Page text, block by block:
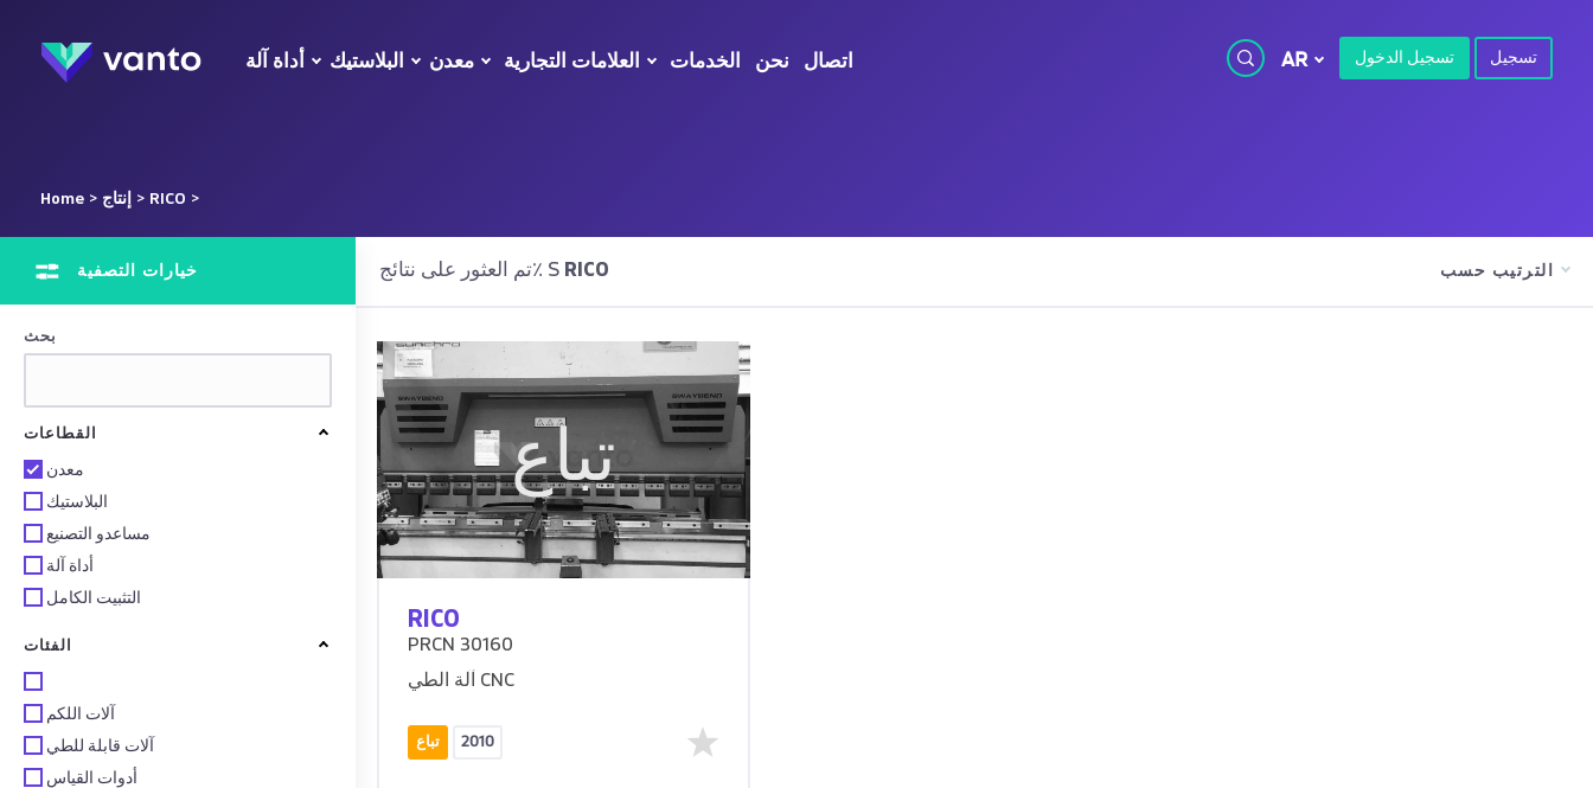
أداة آلة البلاستيك معدن العلامات التجارية الخدمات نحن اتصال AR تسجيل الدخول تسجيل
Home > إنتاج > RICO >
خيارات التصفية
بحث
القطاعات
معدن
البلاستيك
مساعدو التصنيع
أداة آلة
التثبيت الكامل
الفئات
آلات اللكم
آلات قابلة للطي
أدوات القياس
تم العثور على نتائج٪ S RICO الترتيب حسب
تباع
RICO
PRCN 30160
آلة الطي CNC
تباع 2010